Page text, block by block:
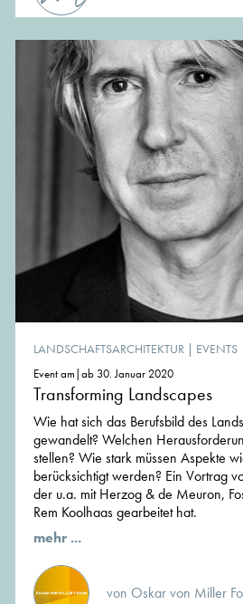
LANDSCHAFTSARCHITEKTUR | EVENTS
Event am|ab 30. Januar 2020
Transforming Landscapes
Wie hat sich das Berufsbild des
gewandelt? Welchen
stellen? Wie stark müssen Aspekte
berücksichtigt werden? Ein Vortrag
der u.a. mit Herzog & de Meuron,
Rem Koolhaas gearbeitet hat.
mehr ...
von Oskar von Miller